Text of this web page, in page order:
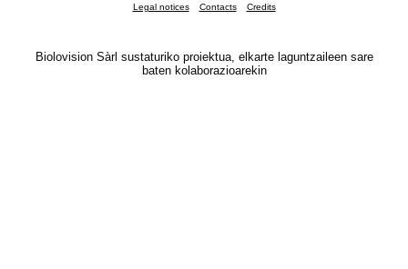
Legal notices Contacts Credits
Biolovision Sàrl sustaturiko proiektua, elkarte laguntzaileen sare
baten kolaborazioarekin